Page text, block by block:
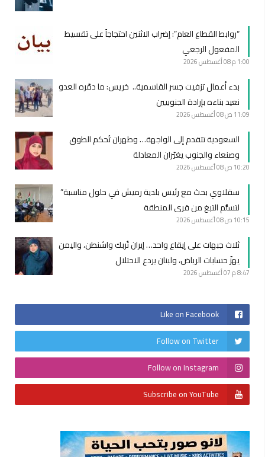
“روابط القطاع العام”: إضراب الاثنين احتجاجاً على تقسيط
المفعول الرجعي
1:00 م 08 أغسطس 2026
بدء أعمال تزفيت جسر القاسمية.. خريس: ما دمّره العدو
نعيد بناءه بإرادة الجنوبيين
11:09 ص 08 أغسطس 2026
السعودية تتقدم إلى الواجهة… وطهران تُحكم الطوق
وصنعاء والجنوب يغيّران المعادلة
10:20 ص 08 أغسطس 2026
سقلاوي بحث مع رئيس بلدية رميش في حلول مناسبة”
لتسلُّم التبغ من قرى المنطقة
10:15 ص 08 أغسطس 2026
ثلاث جبهات على إيقاع واحد… إيران تُربك واشنطن، واليمن
يهزّ حسابات الرياض، ولبنان يردع الاحتلال
8:47 م 07 أغسطس 2026
Like on Facebook
Follow on Twitter
Follow on Instagram
Subscribe on YouTube